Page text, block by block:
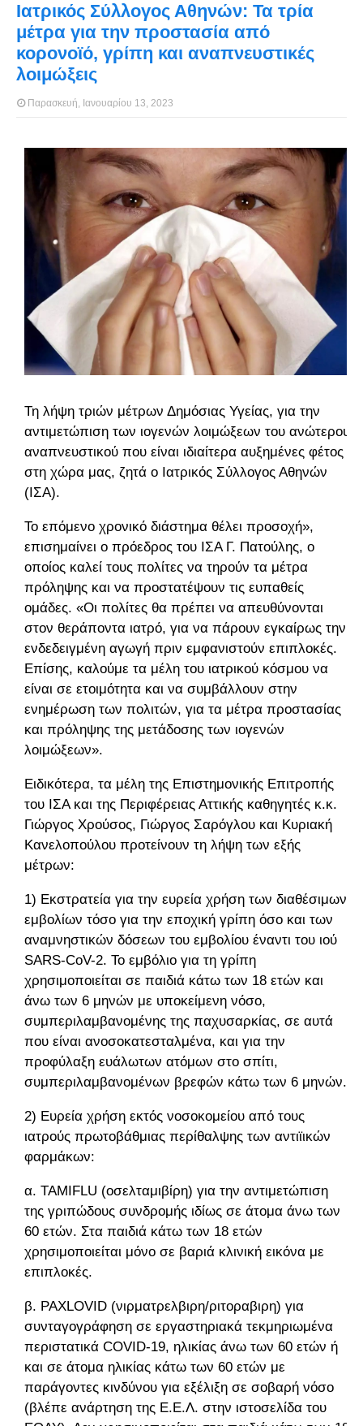
Ιατρικός Σύλλογος Αθηνών: Τα τρία
μέτρα για την προστασία από
κορονοϊό, γρίπη και αναπνευστικές
λοιμώξεις
Παρασκευή, Ιανουαρίου 13, 2023
Τη λήψη τριών μέτρων Δημόσιας Υγείας, για την
αντιμετώπιση των ιογενών λοιμώξεων του ανώτερου
αναπνευστικού που είναι ιδιαίτερα αυξημένες φέτος
στη χώρα μας, ζητά ο Ιατρικός Σύλλογος Αθηνών
(ΙΣΑ).
Το επόμενο χρονικό διάστημα θέλει προσοχή»,
επισημαίνει ο πρόεδρος του ΙΣΑ Γ. Πατούλης, ο
οποίος καλεί τους πολίτες να τηρούν τα μέτρα
πρόληψης και να προστατέψουν τις ευπαθείς
ομάδες. «Οι πολίτες θα πρέπει να απευθύνονται
στον θεράποντα ιατρό, για να πάρουν εγκαίρως την
ενδεδειγμένη αγωγή πριν εμφανιστούν επιπλοκές.
Επίσης, καλούμε τα μέλη του ιατρικού κόσμου να
είναι σε ετοιμότητα και να συμβάλλουν στην
ενημέρωση των πολιτών, για τα μέτρα προστασίας
και πρόληψης της μετάδοσης των ιογενών
λοιμώξεων».
Ειδικότερα, τα μέλη της Επιστημονικής Επιτροπής
του ΙΣΑ και της Περιφέρειας Αττικής καθηγητές κ.κ.
Γιώργος Χρούσος, Γιώργος Σαρόγλου και Κυριακή
Κανελοπούλου προτείνουν τη λήψη των εξής
μέτρων:
1) Εκστρατεία για την ευρεία χρήση των διαθέσιμων
εμβολίων τόσο για την εποχική γρίπη όσο και των
αναμνηστικών δόσεων του εμβολίου έναντι του ιού
SARS-CοV-2. Το εμβόλιο για τη γρίπη
χρησιμοποιείται σε παιδιά κάτω των 18 ετών και
άνω των 6 μηνών με υποκείμενη νόσο,
συμπεριλαμβανομένης της παχυσαρκίας, σε αυτά
που είναι ανοσοκατεσταλμένα, και για την
προφύλαξη ευάλωτων ατόμων στο σπίτι,
συμπεριλαμβανομένων βρεφών κάτω των 6 μηνών.
2) Ευρεία χρήση εκτός νοσοκομείου από τους
ιατρούς πρωτοβάθμιας περίθαλψης των αντιϊικών
φαρμάκων:
α. TAMIFLU (οσελταμιβίρη) για την αντιμετώπιση
της γριπώδους συνδρομής ιδίως σε άτομα άνω των
60 ετών. Στα παιδιά κάτω των 18 ετών
χρησιμοποιείται μόνο σε βαριά κλινική εικόνα με
επιπλοκές.
β. PAXLOVID (νιρματρελβιρη/ριτοραβιρη) για
συνταγογράφηση σε εργαστηριακά τεκμηριωμένα
περιστατικά COVID-19, ηλικίας άνω των 60 ετών ή
και σε άτομα ηλικίας κάτω των 60 ετών με
παράγοντες κινδύνου για εξέλιξη σε σοβαρή νόσο
(βλέπε ανάρτηση της Ε.Ε.Λ. στην ιστοσελίδα του